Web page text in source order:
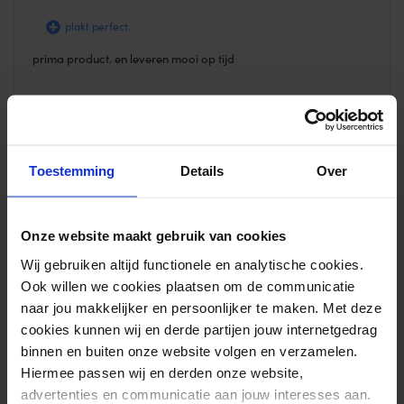
Toestemming Details Over
Onze website maakt gebruik van cookies
Wij gebruiken altijd functionele en analytische cookies.
Ook willen we cookies plaatsen om de communicatie
naar jou makkelijker en persoonlijker te maken. Met deze
cookies kunnen wij en derde partijen jouw internetgedrag
binnen en buiten onze website volgen en verzamelen.
Hiermee passen wij en derden onze website,
advertenties en communicatie aan jouw interesses aan.
plakt perfect.
prima product. en leveren mooi op tijd
handige schaar
werkt goed
handige schaar
Waardering
Dirk Rondelez – 01-04-2021
Bestel schaar ooit